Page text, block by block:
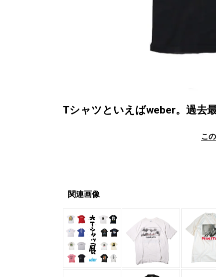
Tシャツといえばweber。過去
こ
関連画像